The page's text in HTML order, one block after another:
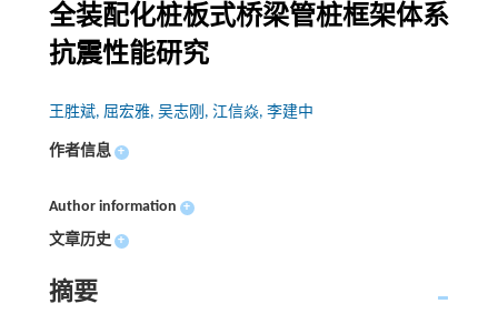
全装配化桩板式桥梁管桩框架体系
抗震性能研究
王胜斌, 屈宏雅, 吴志刚, 江信焱, 李建中
作者信息 +
Author information +
文章历史 +
摘要